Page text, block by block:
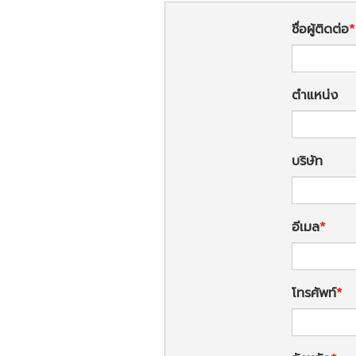
ชื่อผู้ติดต่อ
ตำแหน่ง
บริษัท
อีเมล
โทรศัพท์